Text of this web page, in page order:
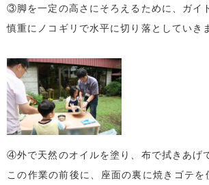
③脚を一定の高さにそろえるために、ガイ
慎重にノコギリで水平に切り落としていき
④外で天然のオイルを塗り、布で拭きあげ
この作業の前後に、座面の裏に焼きゴテ